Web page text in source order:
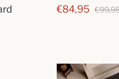
€84,95